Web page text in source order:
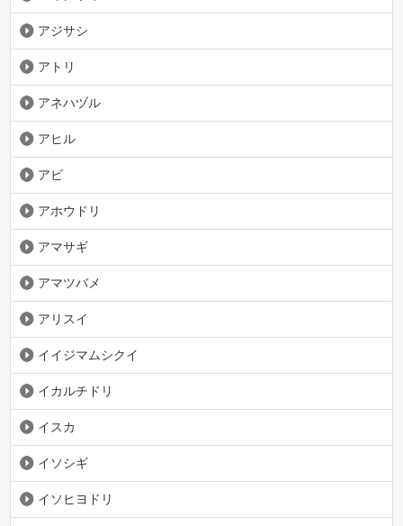
アジサシ
アトリ
アネハヅル
アヒル
アビ
アホウドリ
アマサギ
アマツバメ
アリスイ
イイジマムシクイ
イカルチドリ
イスカ
イソシギ
イソヒヨドリ